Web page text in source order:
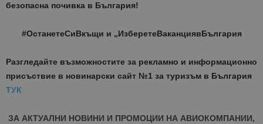
безопасна почивка в България!
#ОстанетеСиВкъщи и „ИзберетеВаканциявБългария
Разгледайте възможностите за рекламно и информационно
присъствие в новинарски сайт №1 за туризъм в България
ТУК
ЗА АКТУАЛНИ НОВИНИ И ПРОМОЦИИ НА АВИОКОМПАНИИ,